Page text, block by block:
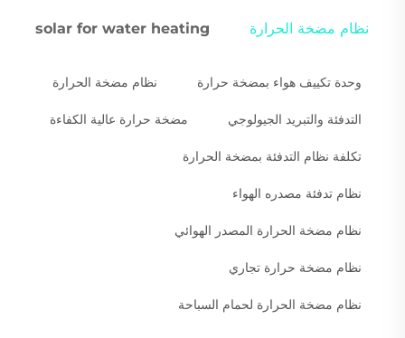
نظام مضخة الحرارة solar for water heating
وحدة تكييف هواء بمضخة حرارة نظام مضخة الحرارة
التدفئة والتبريد الجيولوجي مضخة حرارة عالية الكفاءة
تكلفة نظام التدفئة بمضخة الحرارة
نظام تدفئة مصدره الهواء
نظام مضخة الحرارة المصدر الهوائي
نظام مضخة حرارة تجاري
نظام مضخة الحرارة لحمام السباحة